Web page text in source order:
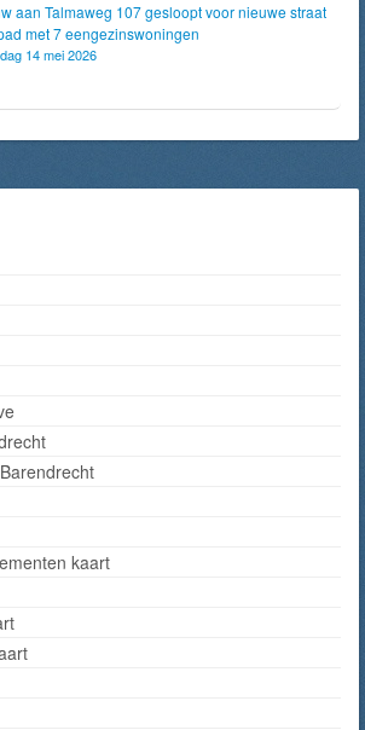
aan Talmaweg 107 gesloopt voor nieuwe straat
met 7 eengezinswoningen
14 mei 2026
kaart